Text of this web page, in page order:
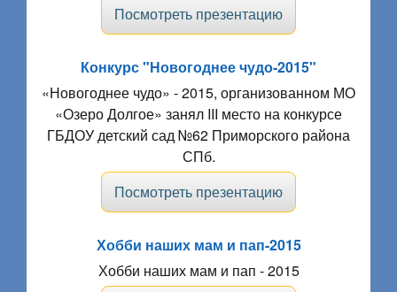
Посмотреть презентацию
Конкурс "Новогоднее чудо-2015"
«Новогоднее чудо» - 2015, организованном МО
«Озеро Долгое» занял III место на конкурсе
ГБДОУ детский сад №62 Приморского района
СПб.
Посмотреть презентацию
Хобби наших мам и пап-2015
Хобби наших мам и пап - 2015